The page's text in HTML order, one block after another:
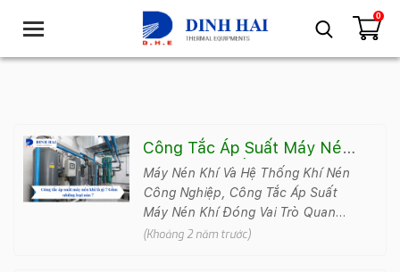
T
g
n
a
v
i
0
Công Tắc Áp Suất Máy Nén
Khí Là Gì ? Gồm Những Loại
Nào ?
Máy Nén Khí Và Hệ Thống Khí Nén
Công Nghiệp, Công Tắc Áp Suất
Máy Nén Khí Đóng Vai Trò Quan
Trọng Trong Việc Đảm Bảo Hiệu
(Khoảng 2 năm trước)